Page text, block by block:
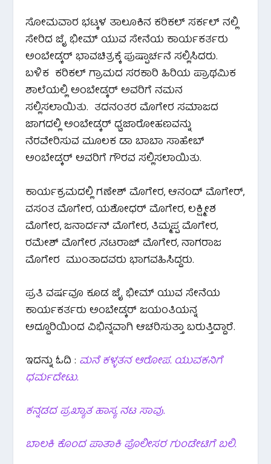
ಸೋಮವಾರ ಭಟ್ಕಳ ತಾಲೂಕಿನ ಕರಿಕಲ್ ಸರ್ಕಲ್ ನಲ್ಲಿ
ಸೇರಿದ ಜೈ ಭೀಮ್ ಯುವ ಸೇನೆಯ ಕಾರ್ಯಕರ್ತರು
ಅಂಬೇಡ್ಕರ್ ಭಾವಚಿತ್ರಕ್ಕೆ ಪುಷ್ಪಾರ್ಚನೆ ಸಲ್ಲಿಸಿದರು.
ಬಳಿಕ ಕರಿಕಲ್ ಗ್ರಾಮದ ಸರಕಾರಿ ಹಿರಿಯ ಪ್ರಾಥಮಿಕ
ಶಾಲೆಯಲ್ಲಿ ಅಂಬೇಡ್ಕರ್ ಅವರಿಗೆ ನಮನ
ಸಲ್ಲಿಸಲಾಯಿತು. ತದನಂತರ ಮೊಗೇರ ಸಮಾಜದ
ಜಾಗದಲ್ಲಿ ಅಂಬೇಡ್ಕರ್ ಧ್ವಜಾರೋಹಣವನ್ನು
ನೆರವೇರಿಸುವ ಮೂಲಕ ಡಾ ಬಾಬಾ ಸಾಹೇಬ್
ಅಂಬೇಡ್ಕರ್ ಅವರಿಗೆ ಗೌರವ ಸಲ್ಲಿಸಲಾಯಿತು.
ಕಾರ್ಯಕ್ರಮದಲ್ಲಿ ಗಣೇಶ್ ಮೊಗೇರ, ಆನಂದ್ ಮೊಗೇರ್,
ವಸಂತ ಮೊಗೇರ, ಯಶೋಧರ್ ಮೊಗೇರ, ಲಕ್ಷ್ಮೀಶ
ಮೊಗೇರ, ಜನಾರ್ದನ್ ಮೊಗೇರ, ತಿಮ್ಮಪ್ಪ ಮೊಗೇರ,
ರಮೇಶ್ ಮೊಗೇರ ,ನಟರಾಜ್ ಮೊಗೇರ, ನಾಗರಾಜ
ಮೊಗೇರ ಮುಂತಾದವರು ಭಾಗವಹಿಸಿದ್ದರು.
ಪ್ರತಿ ವರ್ಷವೂ ಕೂಡ ಜೈ ಭೀಮ್ ಯುವ ಸೇನೆಯ
ಕಾರ್ಯಕರ್ತರು ಅಂಬೇಡ್ಕರ್ ಜಯಂತಿಯನ್ನ
ಅದ್ದೂರಿಯಿಂದ ವಿಭಿನ್ನವಾಗಿ ಆಚರಿಸುತ್ತಾ ಬರುತ್ತಿದ್ದಾರೆ.
ಇದನ್ನು ಓದಿ : ಮನೆ ಕಳ್ಳತನ ಆರೋಪ. ಯುವಕನಿಗೆ
ಧರ್ಮದೇಟು.
ಕನ್ನಡದ ಪ್ರಖ್ಯಾತ ಹಾಸ್ಯ ನಟ ಸಾವು.
ಬಾಲಕಿ ಕೊಂದ ಪಾತಾಕಿ ಪೊಲೀಸರ ಗುಂಡೇಟಿಗೆ ಬಲಿ.